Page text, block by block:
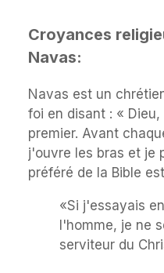
Croyances
Navas:
Navas est un
foi en disant : «
premier. Avant
j'ouvre les bras et je
préféré de la Bible
«Si j'essayais
l'homme, je ne
serviteur du